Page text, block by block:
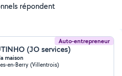
répondent
Auto-entrepreneur
(JO services)
maison
en-Berry (Villentrois)